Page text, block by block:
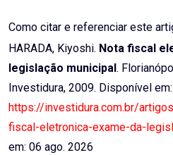
Como citar e referenciar este
HARADA, Kiyoshi. Nota fiscal
legislação municipal .
Investidura, 2009. Disponível em:
https://investidura.com.br/
fiscal-eletronica-exame-da-
em: 06 ago. 2026